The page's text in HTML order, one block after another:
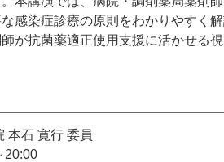
感染症診療の原則をわかりやすく
が抗菌薬適正使用支援に活かせる
本石 寛行 委員
20:00